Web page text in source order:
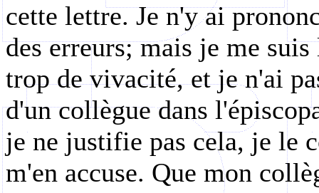
cette lettre. Je n'y ai
des erreurs; mais je me
trop de vivacité, et je n'ai
d'un collègue dans
je ne justifie pas cela, je le
m'en accuse. Que mon